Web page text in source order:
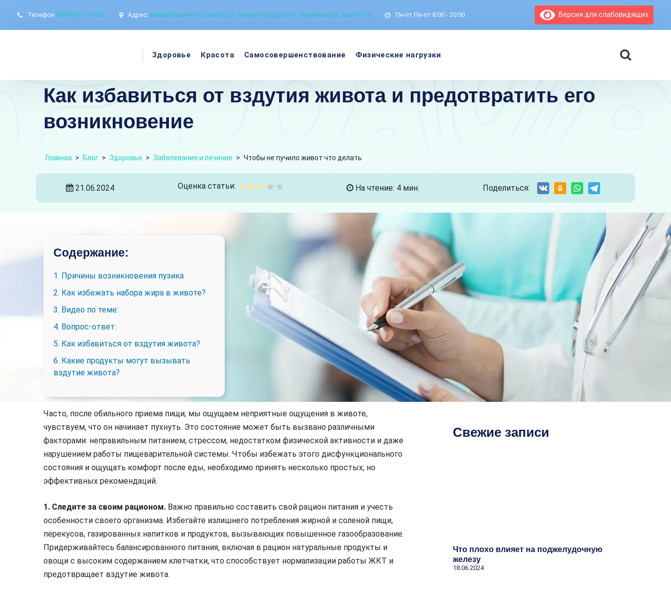
Телефон 8(38452) 3-16-02 Адрес: Кемеровская обл, Белово г, Новый Городок пгт, Киевская ул, дом № 19 Пн-пт Пн-пт 8:00 - 20:00 Версия для слабовидящих
Здоровье Красота Самосовершенствование Физические нагрузки
Как избавиться от вздутия живота и предотвратить его
возникновение
Главная > Блог > Здоровье > Заболевания и лечение > Чтобы не пучило живот что делать
21.06.2024 Оценка статьи: На чтение: 4 мин. Поделиться:
Содержание:
1. Причины возникновения пузика
2. Как избежать набора жира в животе?
3. Видео по теме:
4. Вопрос-ответ:
5. Как избавиться от вздутия живота?
6. Какие продукты могут вызывать
вздутие живота?
Часто, после обильного приема пищи, мы ощущаем неприятные ощущения в животе,
чувствуем, что он начинает пухнуть. Это состояние может быть вызвано различными
факторами: неправильным питанием, стрессом, недостатком физической активности и даже
нарушением работы пищеварительной системы. Чтобы избежать этого дисфункционального
состояния и ощущать комфорт после еды, необходимо принять несколько простых, но
эффективных рекомендаций.
1. Следите за своим рационом. Важно правильно составить свой рацион питания и учесть
особенности своего организма. Избегайте излишнего потребления жирной и соленой пищи,
перекусов, газированных напитков и продуктов, вызывающих повышенное газообразование.
Придерживайтесь балансированного питания, включая в рацион натуральные продукты и
овощи с высоким содержанием клетчатки, что способствует нормализации работы ЖКТ и
предотвращает вздутие живота.
Свежие записи
Что плохо влияет на поджелудочную
железу
18.06.2024